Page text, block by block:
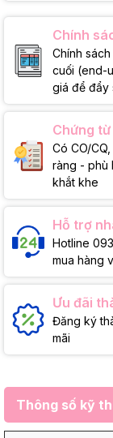
Chính
Chính
cuối (end-
giá để đẩy
Chứng
Có CO/
ràng - phù
khắt khe
Hỗ trợ
Hotline
mua hàng
Ưu đãi
Đăng ký
mãi
Thông số kỹ